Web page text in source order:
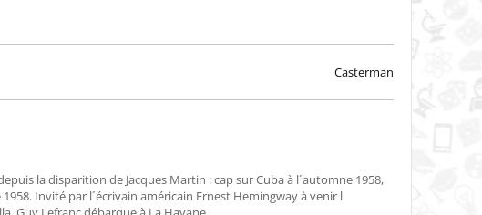
Casterman
la disparition de Jacques Martin : cap sur Cuba à l´automne 1958,
Invité par l´écrivain américain Ernest Hemingway à venir l